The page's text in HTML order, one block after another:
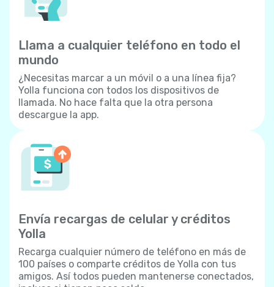
Llama a cualquier teléfono en todo el
mundo
¿Necesitas marcar a un móvil o a una línea fija?
Yolla funciona con todos los dispositivos de
llamada. No hace falta que la otra persona
descargue la app.
Envía recargas de celular y créditos
Yolla
Recarga cualquier número de teléfono en más de
100 países o comparte créditos de Yolla con tus
amigos. Así todos pueden mantenerse conectados,